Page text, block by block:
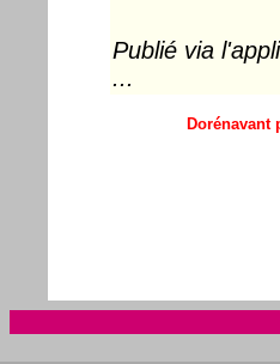
Publié via
...
Dorénavant